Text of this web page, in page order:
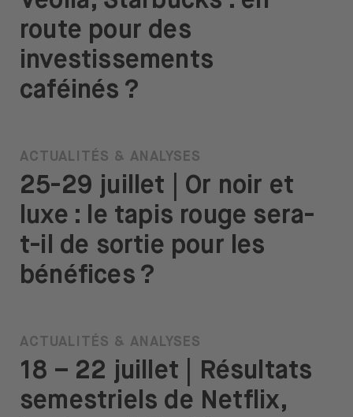
route pour des
investissements
caféinés ?
ACTUALITÉS & ANALYSES
25-29 juillet | Or noir et
luxe : le tapis rouge sera-
t-il de sortie pour les
bénéfices ?
ACTUALITÉS & ANALYSES
18 – 22 juillet | Résultats
semestriels de Netflix,